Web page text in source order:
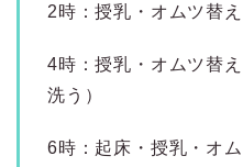
2時：授乳・オムツ替え
4時：授乳・オムツ替
洗う）
6時：起床・授乳・オ